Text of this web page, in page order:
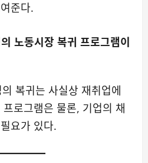
준다.
노동시장 복귀 프로그램이
복귀는 사실상 재취업에
로그램은 물론, 기업의 채
요가 있다.